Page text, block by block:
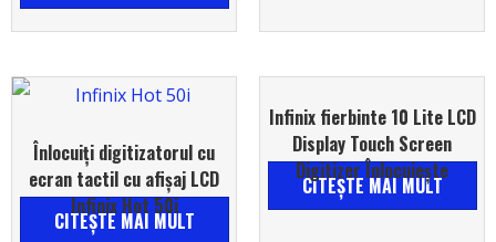
Înlocuiți digitizatorul cu
ecran tactil cu afișaj LCD
Infinix Hot 50i
CITEŞTE MAI MULT
Infinix fierbinte 10 Lite LCD
Display Touch Screen
Digitizer Înlocuiește
CITEŞTE MAI MULT